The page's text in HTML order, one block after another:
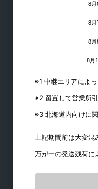
キャスター
スライドレール
8月
8月
8月
8月
※1 中継エリアによ
※2 留置して営業所
※3 北海道内向けに
上記期間前は大変
万が一の発送残荷に